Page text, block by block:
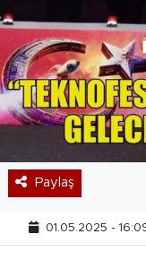
Paylaş
01.05.2025 -